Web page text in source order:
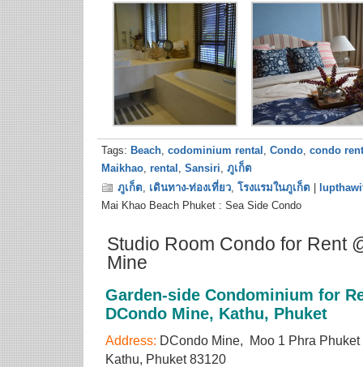
Tags: Beach, codominium rental , Condo, condo
Maikhao, rental , Sansiri, ภูเก็ต
ภูเก็ต, เดินทาง-ท่องเที่ยว, โรงแรมในภูเก็ต
Mai Khao Beach Phuket : Sea Side Condo
Studio Room Condo for Rent
Mine
Garden-side Condominium for
DCondo Mine, Kathu, Phuket
Address: DCondo Mine, Moo 1 Phra Phuket
Kathu, Phuket 83120